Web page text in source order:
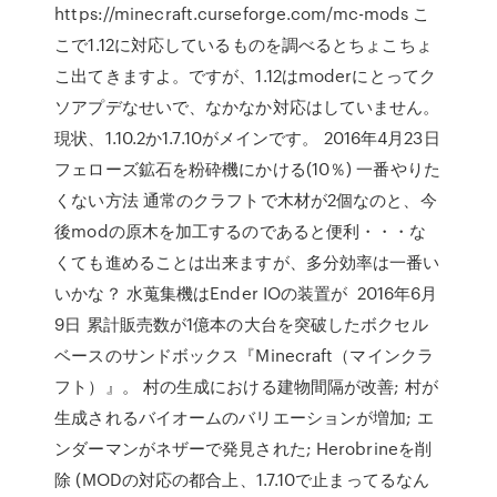
https://minecraft.curseforge.com/mc-mods こ
こで1.12に対応しているものを調べるとちょこちょ
こ出てきますよ。ですが、1.12はmoderにとってク
ソアプデなせいで、なかなか対応はしていません。
現状、1.10.2か1.7.10がメインです。 2016年4月23日
フェローズ鉱石を粉砕機にかける(10％) 一番やりた
くない方法 通常のクラフトで木材が2個なのと、今
後modの原木を加工するのであると便利・・・な
くても進めることは出来ますが、多分効率は一番い
いかな？ 水蒐集機はEnder IOの装置が 2016年6月
9日 累計販売数が1億本の大台を突破したボクセル
ベースのサンドボックス『Minecraft（マインクラ
フト）』。 村の生成における建物間隔が改善; 村が
生成されるバイオームのバリエーションが増加; エ
ンダーマンがネザーで発見された; Herobrineを削
除 (MODの対応の都合上、1.7.10で止まってるなん